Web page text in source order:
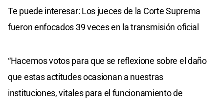
Te puede interesar: Los jueces de la Corte Suprema
fueron enfocados 39 veces en la transmisión oficial
“Hacemos votos para que se reflexione sobre el daño
que estas actitudes ocasionan a nuestras
instituciones, vitales para el funcionamiento de